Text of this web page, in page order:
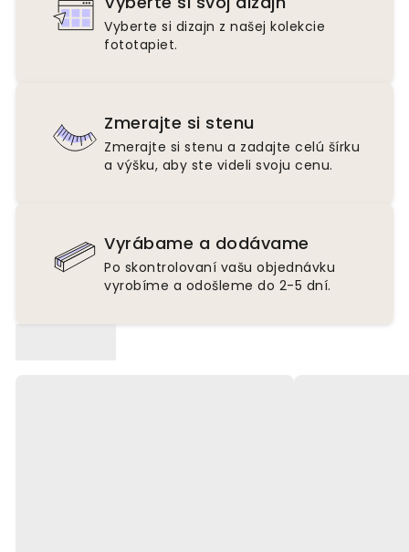
Vyberte si dizajn z našej kolekcie
fototapiet.
Zmerajte si stenu
Zmerajte si stenu a zadajte celú šírku
a výšku, aby ste videli svoju cenu.
Vyrábame a dodávame
Po skontrolovaní vašu objednávku
vyrobíme a odošleme do 2-5 dní.